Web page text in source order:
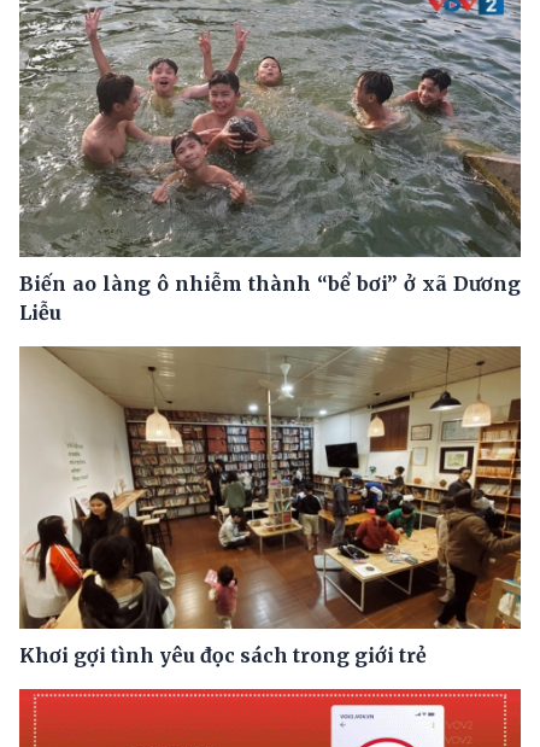
Biến ao làng ô nhiễm thành “bể bơi” ở xã Dương
Liễu
Khơi gợi tình yêu đọc sách trong giới trẻ